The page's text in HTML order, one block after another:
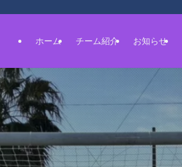
ホーム チーム紹介 お知らせ